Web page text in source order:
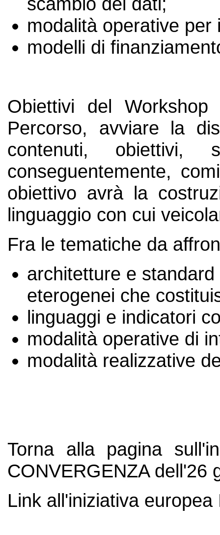
modalità operative
modelli di
Obiettivi del
Percorso, avviare la
contenuti, obiettivi,
conseguentemente,
obiettivo avrà la
linguaggio con cui
Fra le tematiche da
architetture e
eterogenei che
linguaggi e indicatori
modalità operative di
modalità realizzative
Torna alla pagina
CONVERGENZA
Link all'iniziativa europea